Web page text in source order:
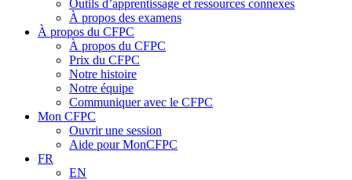
Outils d’apprentissage et ressources connexes
À propos des examens
À propos du CFPC
À propos du CFPC
Prix du CFPC
Notre histoire
Notre équipe
Communiquer avec le CFPC
Mon CFPC
Ouvrir une session
Aide pour MonCFPC
FR
EN